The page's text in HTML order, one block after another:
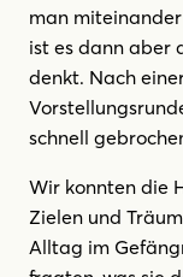
man
ist es dann aber
denkt. Nach
schnell
Wir konnten die
Zielen und
Alltag im